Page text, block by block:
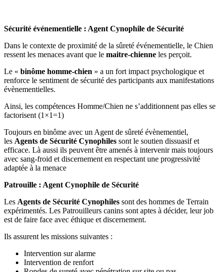
Sécurité événementielle : Agent Cynophile de Sécurité
Dans le contexte de proximité de la sûreté événementielle, le Chien
ressent les menaces avant que le maitre-chienne les perçoit.
Le « binôme homme-chien » a un fort impact psychologique et
renforce le sentiment de sécurité des participants aux manifestations
évènementielles.
Ainsi, les compétences Homme/Chien ne s’additionnent pas elles se
factorisent (1×1=1)
Toujours en binôme avec un Agent de sûreté évènementiel,
les Agents de Sécurité Cynophiles sont le soutien dissuasif et
efficace. Là aussi ils peuvent être amenés à intervenir mais toujours
avec sang-froid et discernement en respectant une progressivité
adaptée à la menace
Patrouille : Agent Cynophile de Sécurité
Les Agents de Sécurité Cynophiles sont des hommes de Terrain
expérimentés. Les Patrouilleurs canins sont aptes à décider, leur job
est de faire face avec éthique et discernement.
Ils assurent les missions suivantes :
Intervention sur alarme
Intervention de renfort